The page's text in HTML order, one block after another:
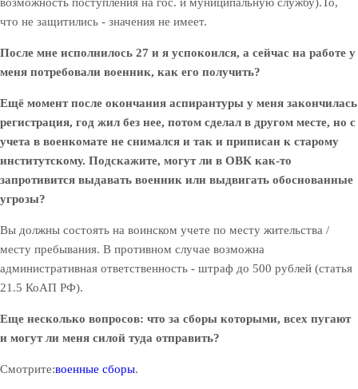
что не защитились - значения не имеет.
После мне исполнилось 27 и я успокоился, а сейчас на работе у
меня потребовали военник, как его получить?
Ещё момент после окончания аспирантуры у меня закончилась
регистрация, год жил без нее, потом сделал в другом месте, но с
учета в военкомате не снимался и так и приписан к старому
институтскому. Подскажите, могут ли в ОВК как-то
запротивится выдавать военник или выдвигать обоснованные
угрозы?
Вы должны состоять на воинском учете по месту жительства /
месту пребывания. В противном случае возможна
административная ответственность - штраф до 500 рублей (статья
21.5 КоАП РФ).
Еще несколько вопросов: что за сборы которыми, всех пугают
и могут ли меня силой туда отправить?
Смотрите:военные сборы.